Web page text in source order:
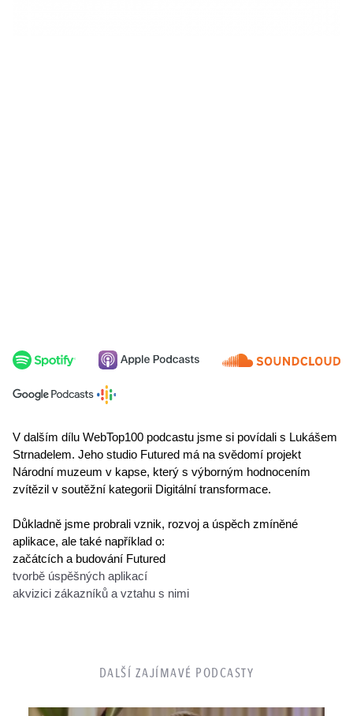
V dalším dílu WebTop100 podcastu jsme si povídali s Lukášem
Strnadelem. Jeho studio Futured má na svědomí projekt
Národní muzeum v kapse, který s výborným hodnocením
zvítězil v soutěžní kategorii Digitální transformace.
Důkladně jsme probrali vznik, rozvoj a úspěch zmíněné
aplikace, ale také například o:
začátcích a budování Futured
tvorbě úspěšných aplikací
akvizici zákazníků a vztahu s nimi
DALŠÍ ZAJÍMAVÉ PODCASTY